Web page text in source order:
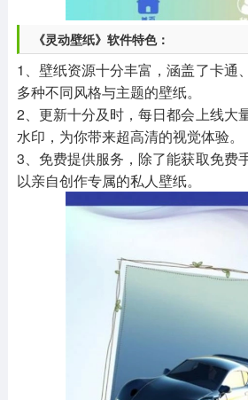
《灵动壁纸》软件特色：
1、壁纸资源十分丰富，涵盖了卡通
多种不同风格与主题的壁纸。
2、更新十分及时，每日都会上线大
水印，为你带来超高清的视觉体验。
3、免费提供服务，除了能获取免费
以亲自创作专属的私人壁纸。